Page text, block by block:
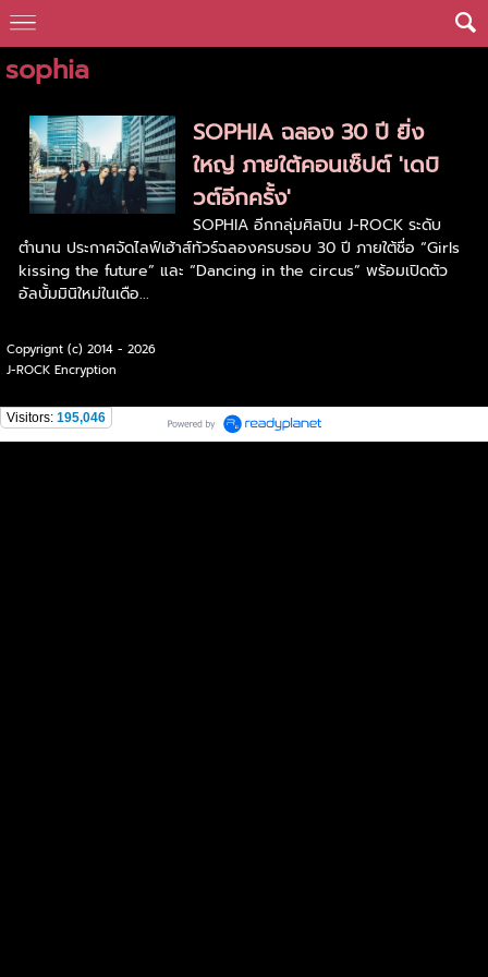
sophia
SOPHIA ฉลอง 30 ปี ยิ่ง
ใหญ่ ภายใต้คอนเซ็ปต์ 'เดบิ
วต์อีกครั้ง'
SOPHIA อีกกลุ่มศิลปิน J-ROCK ระดับ
ตำนาน ประกาศจัดไลฟ์เฮ้าส์ทัวร์ฉลองครบรอบ 30 ปี ภายใต้ชื่อ “Girls
kissing the future” และ “Dancing in the circus” พร้อมเปิดตัว
อัลบั้มมินิใหม่ในเดือ...
Copyrignt (c) 2014 - 2026
J-ROCK Encryption
Visitors: 195,046